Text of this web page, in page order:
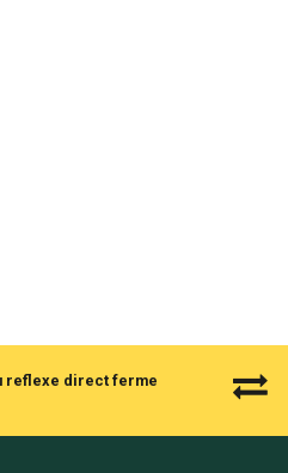
reflexe direct ferme